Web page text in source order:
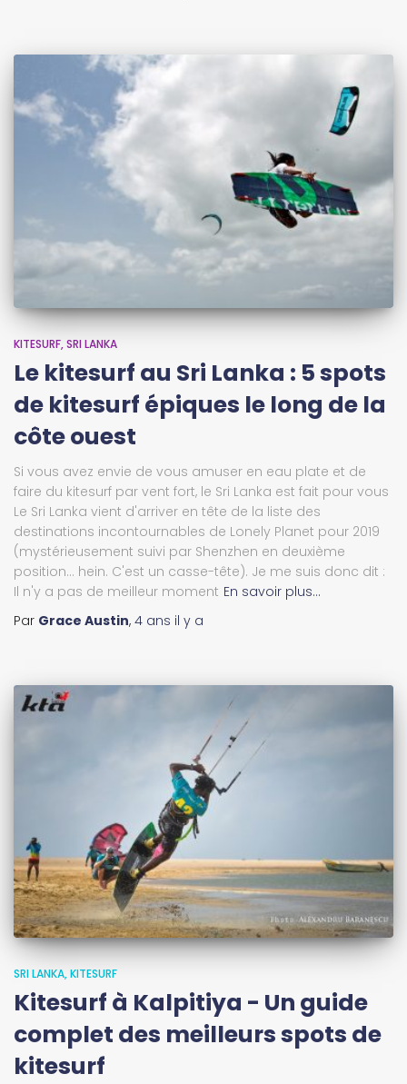
KITESURF SRI LANKA
Le kitesurf au Sri Lanka : 5 spots
de kitesurf épiques le long de la
côte ouest
Si vous avez envie de vous amuser en eau plate et de
faire du kitesurf par vent fort, le Sri Lanka est fait pour vous
Le Sri Lanka vient d'arriver en tête de la liste des
destinations incontournables de Lonely Planet pour 2019
(mystérieusement suivi par Shenzhen en deuxième
position... hein. C'est un casse-tête). Je me suis donc dit :
Il n'y a pas de meilleur moment En savoir plus…
Par Grace Austin, 4 ans il y a
SRI LANKA KITESURF
Kitesurf à Kalpitiya - Un guide
complet des meilleurs spots de
kitesurf